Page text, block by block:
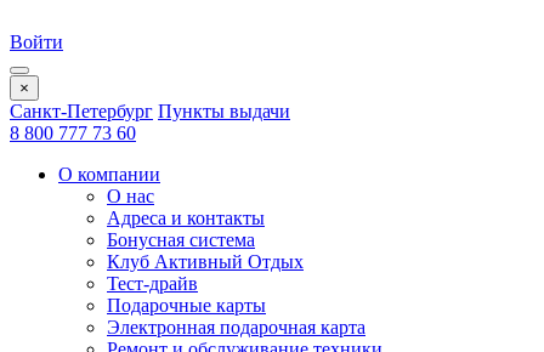
Войти
×
Санкт-Петербург Пункты выдачи
8 800 777 73 60
О компании
О нас
Адреса и контакты
Бонусная система
Клуб Активный Отдых
Тест-драйв
Подарочные карты
Электронная подарочная карта